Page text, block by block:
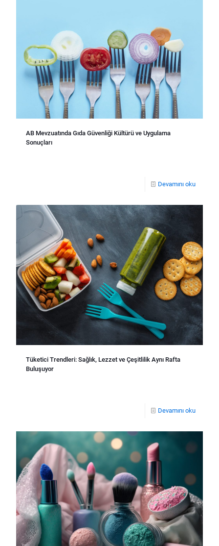
AB Mevzuatında Gıda Güvenliği Kültürü ve Uygulama
Sonuçları
Devamını oku
Tüketici Trendleri: Sağlık, Lezzet ve Çeşitlilik Aynı Rafta
Buluşuyor
Devamını oku